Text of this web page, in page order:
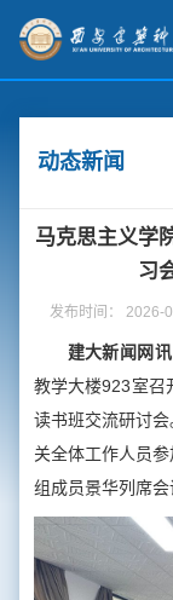
动态新闻
马克思主义学
习
发布时间： 2026-
建大新闻网讯
教学大楼923室召
读书班交流研讨
关全体工作人员
组成员景华列席会